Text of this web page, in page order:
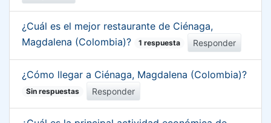
¿Cuál es el mejor restaurante de Ciénaga,
Magdalena (Colombia)?
1 respuesta Responder
¿Cómo llegar a Ciénaga, Magdalena (Colombia)?
Sin respuestas Responder